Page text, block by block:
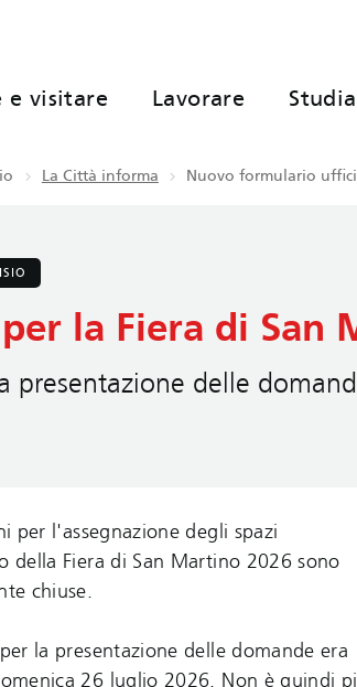
e visitare Lavorare
La Città informa Nuovo formulario
la Fiera di San
presentazione delle
per l'assegnazione degli spazi
della Fiera di San Martino 2026 sono
chiuse.
la presentazione delle domande era
26 luglio 2026. Non è quindi